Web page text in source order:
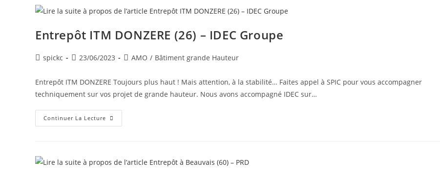
Entrepôt ITM DONZERE (26) – IDEC Groupe
spickc 23/06/2023 AMO / Bâtiment grande Hauteur
Entrepôt ITM DONZERE Toujours plus haut ! Mais attention, à la stabilité… Faites appel à SPIC pour vous accompagner
techniquement sur vos projet de grande hauteur. Nous avons accompagné IDEC sur…
Continuer La Lecture